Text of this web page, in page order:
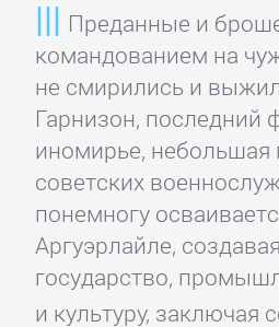
Преданные и
командованием на
не смирились и
Гарнизон, последний
иномирье, небольшая
советских
понемногу
Аргуэрлайле,
государство,
и культуру, заключая
Рассказы
Эссе
ПОЭЗИЯ
И
ДРАМА
Драматургия